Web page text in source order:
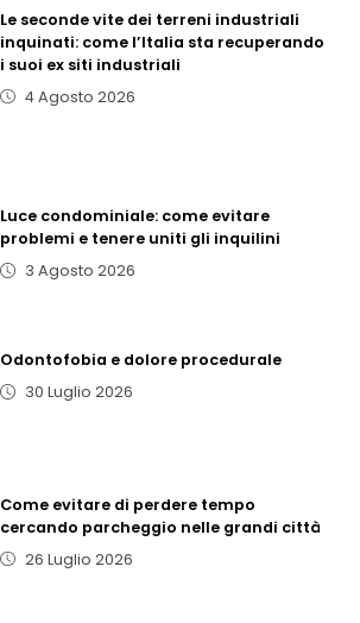
Le seconde vite dei terreni industriali
inquinati: come l’Italia sta recuperando
i suoi ex siti industriali
4 Agosto 2026
Luce condominiale: come evitare
problemi e tenere uniti gli inquilini
3 Agosto 2026
Odontofobia e dolore procedurale
30 Luglio 2026
Come evitare di perdere tempo
cercando parcheggio nelle grandi città
26 Luglio 2026